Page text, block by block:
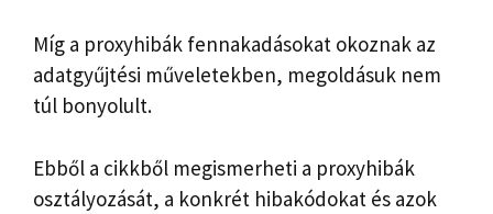
Míg a proxyhibák fennakadásokat okoznak az
adatgyűjtési műveletekben, megoldásuk nem
túl bonyolult.
Ebből a cikkből megismerheti a proxyhibák
osztályozását, a konkrét hibakódokat és azok